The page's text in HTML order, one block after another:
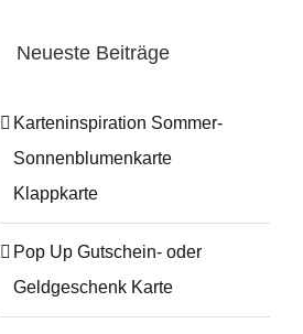
Neueste Beiträge
Karteninspiration Sommer-
Sonnenblumenkarte
Klappkarte
Pop Up Gutschein- oder
Geldgeschenk Karte